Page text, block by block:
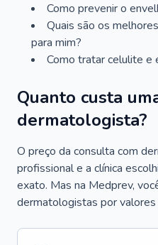
Como prevenir o
Quais são os
para mim?
Como tratar celulite e
Quanto custa
dermatologista?
O preço da consulta com
profissional e a clínica
exato. Mas na Medprev,
dermatologistas por